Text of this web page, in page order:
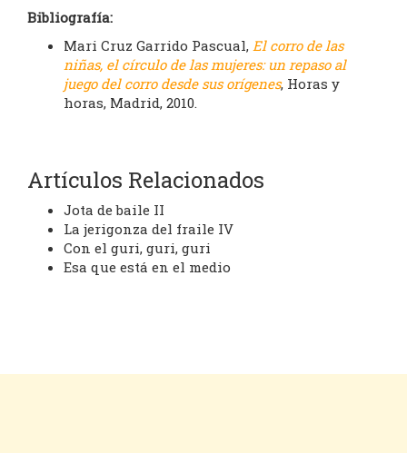
Bibliografía:
Mari Cruz Garrido Pascual, El corro de las
niñas, el círculo de las mujeres: un repaso al
juego del corro desde sus orígenes, Horas y
horas, Madrid, 2010.
Artículos Relacionados
Jota de baile II
La jerigonza del fraile IV
Con el guri, guri, guri
Esa que está en el medio